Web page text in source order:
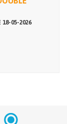
18-05-2026